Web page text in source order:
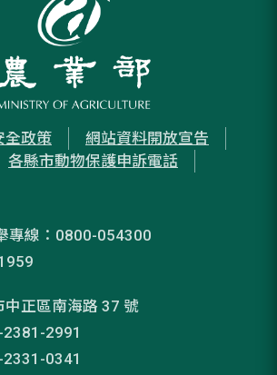
全政策
網站資料開放宣告
各縣市動物保護申訴電話
專線：0800-054300
正區南海路 37 號
2991
0341